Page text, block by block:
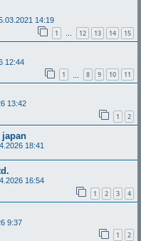
14:19
1 … 12 13 14 15
12:44
1 8 9 10 11
13:42
1 2
japan
18:41
16:54
1 2 3 4
9:37
1 2